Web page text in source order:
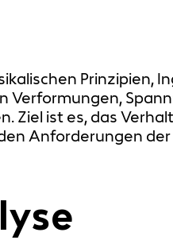
Prinzipien,
Verformungen,
Ziel ist es, das
Anforderungen